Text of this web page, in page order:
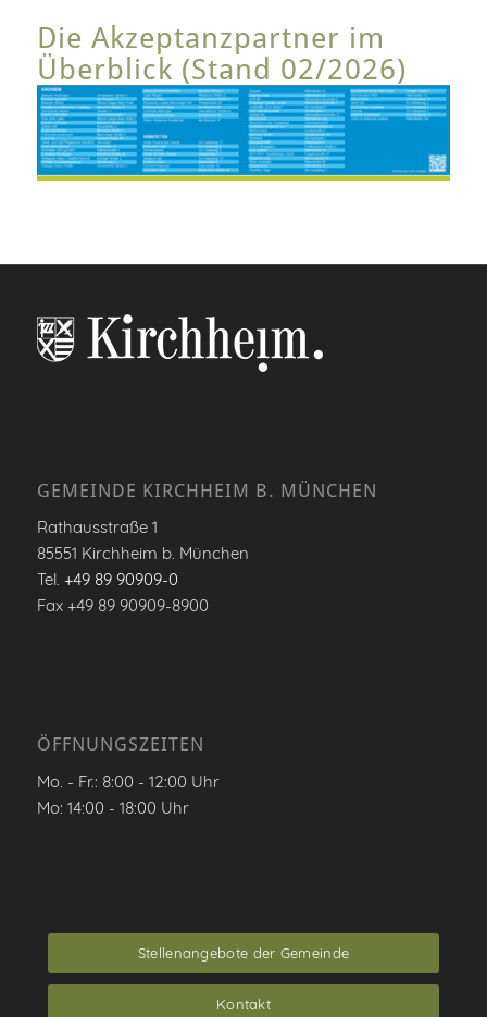
Die Akzeptanzpartner im
Überblick (Stand 02/2026)
GEMEINDE KIRCHHEIM B. MÜNCHEN
Rathausstraße 1
85551 Kirchheim b. München
Tel. +49 89 90909-0
Fax +49 89 90909-8900
ÖFFNUNGSZEITEN
Mo. - Fr.: 8:00 - 12:00 Uhr
Mo: 14:00 - 18:00 Uhr
Stellenangebote der Gemeinde
Kontakt